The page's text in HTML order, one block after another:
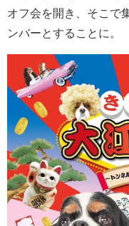
オフ会を開き、そこで
ンバーとすることに。